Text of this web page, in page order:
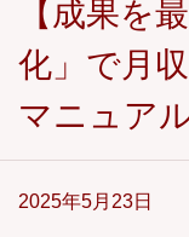
【成果を
化」で月
マニュア
2025年5月23日